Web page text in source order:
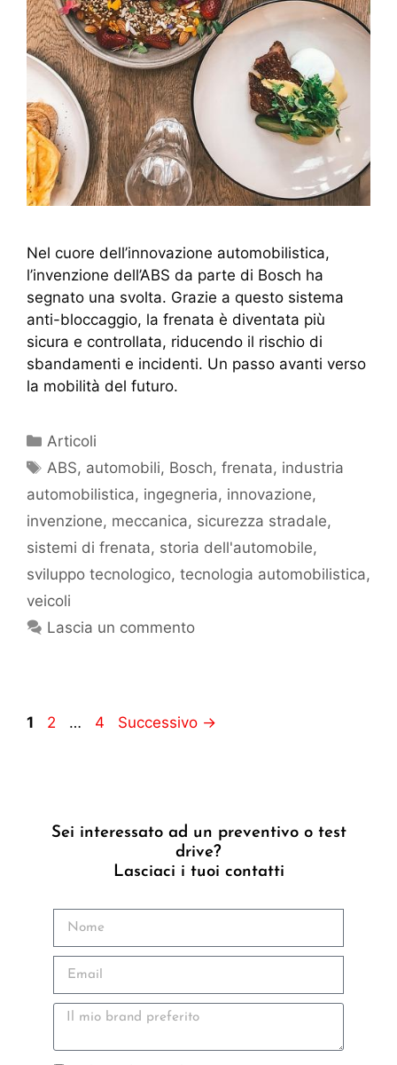
Nel cuore dell’innovazione automobilistica,
l’invenzione dell’ABS da parte di Bosch ha
segnato una svolta. Grazie a questo sistema
anti-bloccaggio, la frenata è diventata più
sicura e controllata, riducendo il rischio di
sbandamenti e incidenti. Un passo avanti verso
la mobilità del futuro.
Articoli
ABS, automobili, Bosch,frenata, industria
automobilistica, ingegneria, innovazione,
invenzione, meccanica, sicurezza stradale,
sistemi di frenata, storia dell'automobile,
sviluppo tecnologico, tecnologia automobilistica,
veicoli
Lascia un commento
1 2 … 4 Successivo →
Sei interessato ad un preventivo o test
drive?
Lasciaci i tuoi contatti